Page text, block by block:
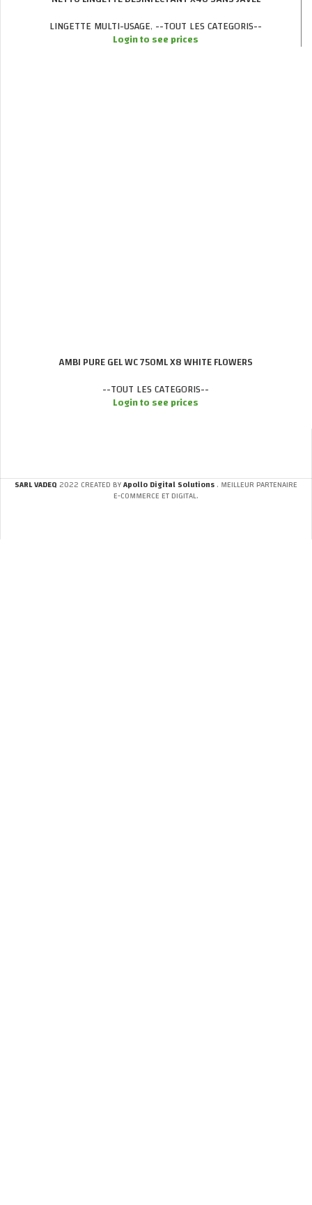
LINGETTE MULTI-USAGE, --TOUT LES CATEGORIS--
Login to see prices
AMBI PURE GEL WC 750ML X8 WHITE FLOWERS
--TOUT LES CATEGORIS--
Login to see prices
SARL VADEQ 2022 CREATED BYApollo Digital Solutions. MEILLEUR PARTENAIRE
E-COMMERCE ET DIGITAL.